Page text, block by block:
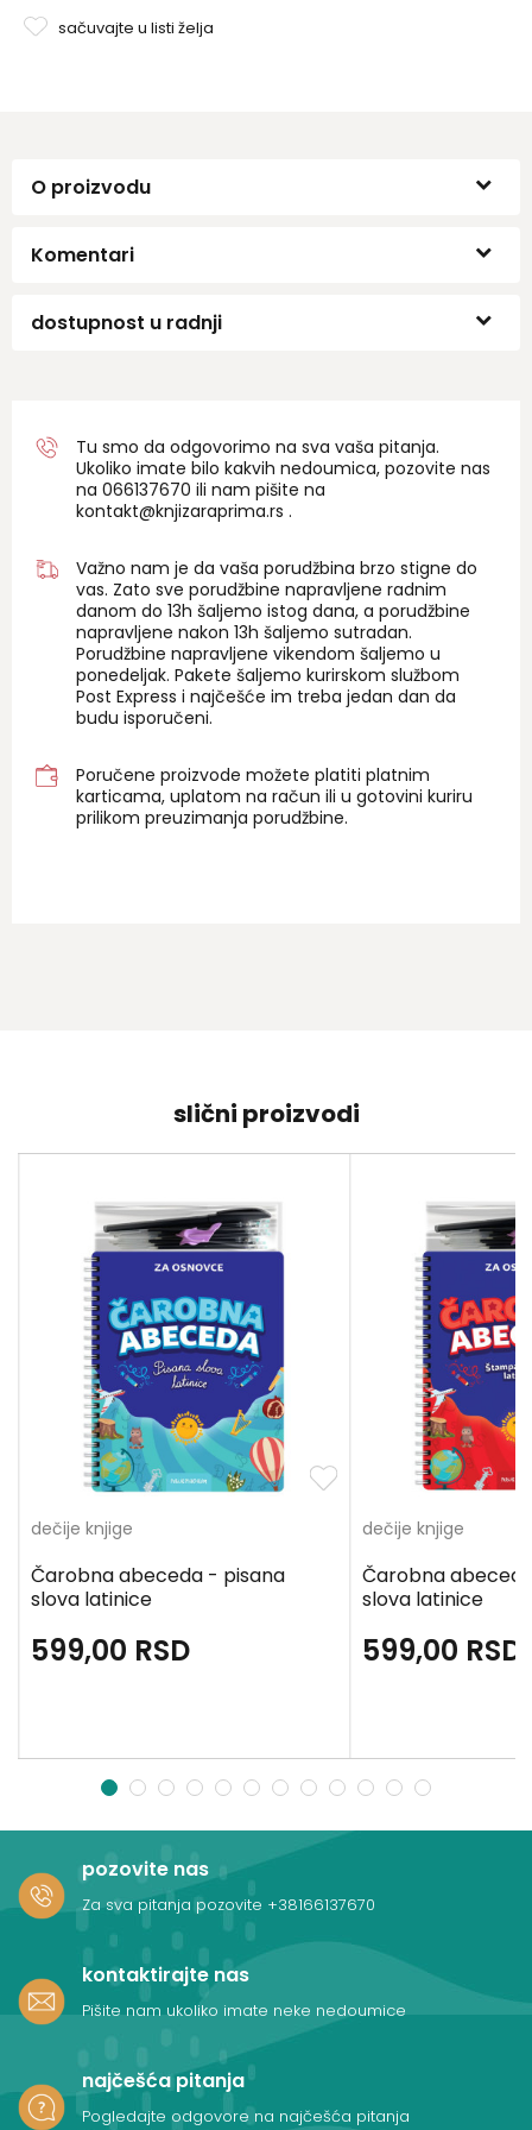
razumevanje i sposobnost učenja, a za dodatnu zabavu,
sačuvajte u listi želja
O proizvodu
Komentari
dostupnost u radnji
Tu smo da odgovorimo na sva vaša pitanja.
Ukoliko imate bilo kakvih nedoumica, pozovite nas
na 066137670 ili nam pišite na
kontakt@knjizaraprima.rs .
Važno nam je da vaša porudžbina brzo stigne do
vas. Zato sve porudžbine napravljene radnim
danom do 13h šaljemo istog dana, a porudžbine
napravljene nakon 13h šaljemo sutradan.
Porudžbine napravljene vikendom šaljemo u
ponedeljak. Pakete šaljemo kurirskom službom
Post Express i najčešće im treba jedan dan da
budu isporučeni.
Poručene proizvode možete platiti platnim
karticama, uplatom na račun ili u gotovini kuriru
prilikom preuzimanja porudžbine.
slični proizvodi
dečije knjige
Čarobna abeceda - pisana
slova latinice
599,00 RSD
dečije knjige
Čarobna
slova latinice
599,00 RSD
1 2 3 4 5 6 7 8 9 10 11 12
pozovite nas
Za sva pitanja pozovite +38166137670
kontaktirajte nas
Pišite nam ukoliko imate neke nedoumice
najčešća pitanja
Pogledajte odgovore na najčešća pitanja